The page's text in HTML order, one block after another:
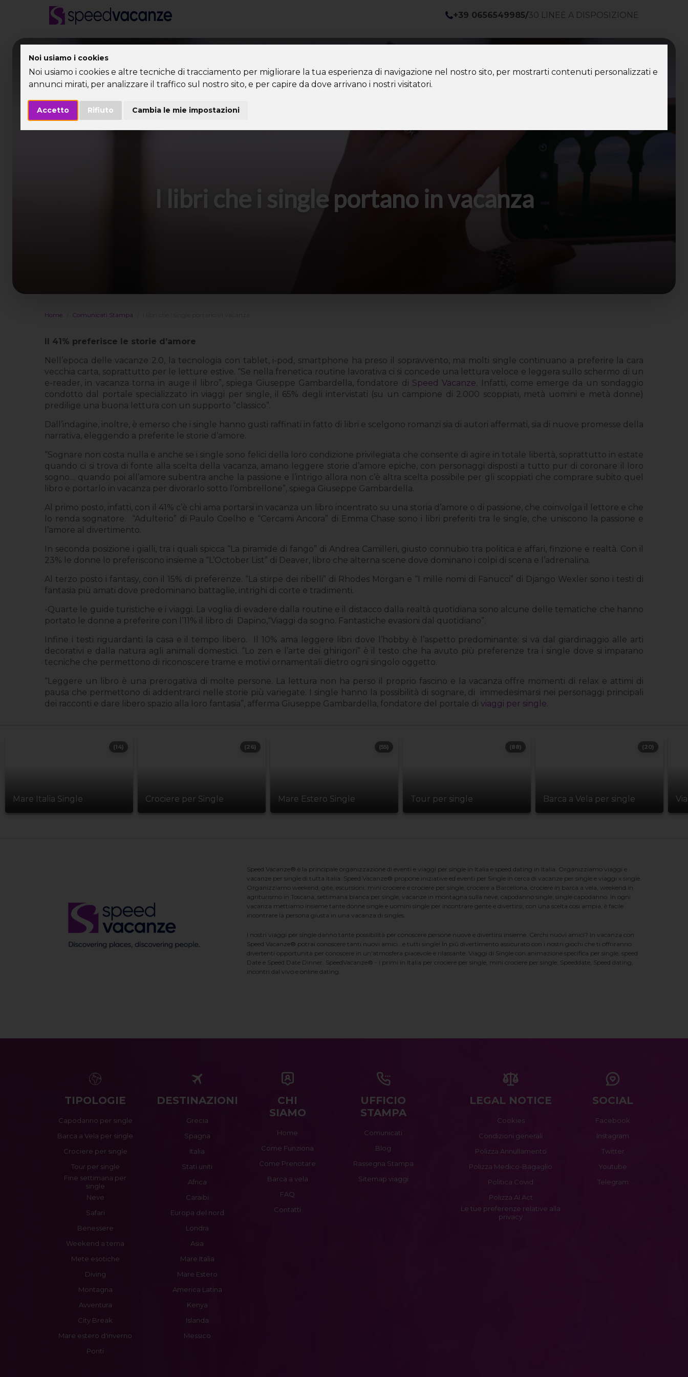
Noi usiamo i cookies
Noi usiamo i cookies e altre tecniche di tracciamento per migliorare la tua esperienza di navigazione nel nostro sito, per mostrarti contenuti personalizzati e
annunci mirati, per analizzare il traffico sul nostro sito, e per capire da dove arrivano i nostri visitatori.
Accetto Rifiuto Cambia le mie impostazioni
+39 0656549985/30 LINEE A DISPOSIZIONE
I libri che i single portano in vacanza
Home Comunicati Stampa
Il 41% preferisce le storie d’amore
Nell’epoca delle vacanze 2.0, la tecnologia con tablet, i-pod, smartphone ha preso il sopravvento, ma molti single continuano a preferire la cara
vecchia carta, soprattutto per le letture estive. “Se nella frenetica routine lavorativa ci si concede una lettura veloce e leggera sullo schermo di un
e-reader, in vacanza torna in auge il libro”, spiega Giuseppe Gambardella, fondatore di Speed Vacanze . Infatti, come emerge da un sondaggio
condotto dal portale specializzato in viaggi per single, il 65% degli intervistati (su un campione di 2.000 scoppiati, metà uomini e metà donne)
predilige una buona lettura con un supporto “classico”.
Dall’indagine, inoltre, è emerso che i single hanno gusti raffinati in fatto di libri e scelgono romanzi sia di autori affermati, sia di nuove promesse della
narrativa, eleggendo a preferite le storie d’amore.
“Sognare non costa nulla e anche se i single sono felici della loro condizione privilegiata che consente di agire in totale libertà, soprattutto in estate
quando ci si trova di fonte alla scelta della vacanza, amano leggere storie d’amore epiche, con personaggi disposti a tutto pur di coronare il loro
sogno… quando poi all’amore subentra anche la passione e l’intrigo allora non c’è altra scelta possibile per gli scoppiati che comprare subito quel
libro e portarlo in vacanza per divorarlo sotto l’ombrellone”, spiega Giuseppe Gambardella.
Al primo posto, infatti, con il 41% c’è chi ama portarsi in vacanza un libro incentrato su una storia d’amore o di passione, che coinvolga il lettore e che
lo renda sognatore.
“Adulterio” di Paulo Coelho e “Cercami Ancora” di Emma Chase sono i libri preferiti tra le single, che uniscono la passione e
l’amore al divertimento.
In seconda posizione i gialli, tra i quali spicca “La piramide di fango” di Andrea Camilleri, giusto connubio tra politica e affari, finzione e realtà. Con il
23% le donne lo preferiscono insieme a “L’October List” di Deaver, libro che alterna scene dove dominano i colpi di scena e l’adrenalina.
Al terzo posto i fantasy, con il 15% di preferenze. “La stirpe dei ribelli” di Rhodes Morgan e “I mille nomi di Fanucci” di Django Wexler sono i testi di
fantasia più amati dove predominano battaglie, intrighi di corte e tradimenti.
-Quarte le guide turistiche e i viaggi. La voglia di evadere dalla routine e il distacco dalla realtà quotidiana sono alcune delle tematiche che hanno
portato le donne a preferire con l’11% il libro di Dapino,“Viaggi da sogno. Fantastiche evasioni dal quotidiano”.
Infine i testi riguardanti la casa e il tempo libero.
Il 10% ama leggere libri dove l’hobby è l’aspetto predominante: si va dal giardinaggio alle arti
decorativi e dalla natura agli animali domestici. “Lo zen e l’arte dei ghirigori” è il testo che ha avuto più preferenze tra i single dove si imparano
tecniche che permettono di riconoscere trame e motivi ornamentali dietro ogni singolo oggetto.
“Leggere un libro è una prerogativa di molte persone. La lettura non ha perso il proprio fascino e la vacanza offre momenti di relax e attimi di
pausa che permettono di addentrarci nelle storie più variegate. I single hanno la possibilità di sognare, di
immedesimarsi nei personaggi principali
dei racconti e dare libero spazio alla loro fantasia”, afferma Giuseppe Gambardella, fondatore del portale di viaggi per single
Mare Italia Single
(14)
Crociere per Single
(26)
Mare Estero Single
(55)
Tour per single
(88)
Barca a Vela per single
(20)
Speed Vacanze® è la principale organizzazione di eventi e viaggi per single in Italia e speed dating in Italia. Organizziamo viaggi e
vacanze per single di tutta Italia. Speed Vacanze® propone iniziative ed eventi per Single in cerca di vacanze per single e viaggi x single.
Organizziamo weekend, gite, escursioni, mini crociere e crociere per single, crociere a Barcellona, crociere in barca a vela, weekend in
agriturismo in Toscana, settimana bianca per single, vacanze in montagna sulla neve, capodanno single, single capodanno. In ogni
vacanza mettiamo insieme tante donne single e uomini single per incontrare gente e divertirsi; con una scelta cosi ampia, è facile
incontrare la persona giusta in una vacanza di singles.
I nostri viaggi per single danno tante possibilità per conoscere persone nuove e divertirsi insieme. Cerchi nuovi amici? In vacanza con
Speed Vacanze® potrai conoscere tanti nuovi amici...e tutti single! In più divertimento assicurato con i nostri giochi che ti offriranno
divertenti opportunità per conoscere in un'atmosfera piacevole e rilassante. Viaggi di Single con animazione specifica per single, speed
Date e Speed Date Dinner. SpeedVacanze® - i primi in Italia per crociere per single, mini crociere per single, Speeddate, Speed dating,
incontri dal vivo e online dating.
TIPOLOGIE
Capodanno per single
Barca a Vela per single
Crociere per single
Tour per single
Fine settimana per
single
Neve
Safari
Benessere
Weekend a tema
Mete esotiche
Diving
Montagna
Avventura
City Break
Mare estero d'inverno
Ponti
DESTINAZIONI
Grecia
Spagna
Italia
Stati uniti
Africa
Caraibi
Europa del nord
Londra
Asia
Mare Italia
Mare Estero
America Latina
Kenya
Islanda
Messico
CHI
SIAMO
Home
Come Funziona
Come Prenotare
Barca a vela
FAQ
Contatti
UFFICIO
STAMPA
Comunicati
Blog
Rassegna Stampa
Sitemap viaggi
LEGAL NOTICE
Cookies
Condizioni generali
Polizza Annullamento
Polizza Medico-Bagaglio
Politica Covid
Polizza AI Act
Le tue preferenze relative alla
privacy
SOCIAL
Facebook
Instagram
Twitter
Youtube
Telegram